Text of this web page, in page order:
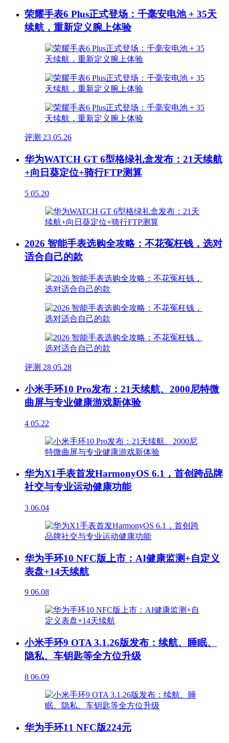
荣耀手表6 Plus正式登场：千毫安电池 + 35天
续航，重新定义腕上体验
评测 23 05.26
华为WATCH GT 6型格绿礼盒发布：21天续航
+向日葵定位+骑行FTP测算
5 05.20
2026 智能手表选购全攻略：不花冤枉钱，选对
适合自己的款
评测 28 05.28
小米手环10 Pro发布：21天续航、2000尼特微
曲屏与专业健康游戏新体验
4 05.22
华为X1手表首发HarmonyOS 6.1，首创跨品牌
社交与专业运动健康功能
3 06.04
华为手环10 NFC版上市：AI健康监测+自定义
表盘+14天续航
9 06.08
小米手环9 OTA 3.1.26版发布：续航、睡眠、
隐私、车钥匙等全方位升级
8 06.09
华为手环11 NFC版224元